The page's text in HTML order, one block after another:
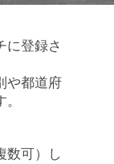
に登録さ
や都道府
数可）し